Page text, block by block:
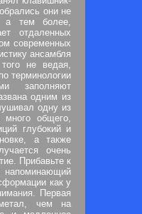
они не
а тем более,
отдаленных
современных
ансамбля
не ведая,
терминологии
заполняют
одним из
одну из
общего,
глубокий и
а также
очень
Прибавьте к
напоминающий
как у
Первая
чем на